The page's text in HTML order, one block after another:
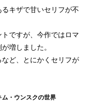
キザで甘いセリフが不
ですが、今作ではロマ
増しました。
ど、とにかくセリフが
・ウンスクの世界